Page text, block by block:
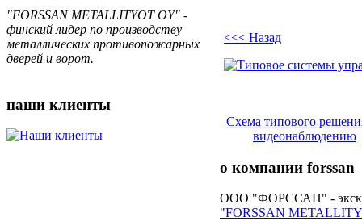
"FORSSAN METALLITYOT OY" -
финский лидер по производству
металлических противопожарных
дверей и ворот.
наши клиенты
<<< Назад
Схема типового
видеонаблюдению
о компании forssan
ООО "ФОРССАН" -
"FORSSAN